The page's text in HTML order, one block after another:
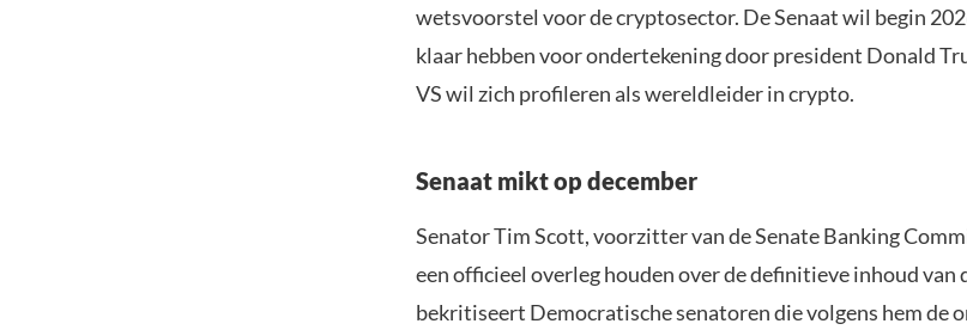
wetsvoorstel voor de cryptosector. De Senaat wil begin
klaar hebben voor ondertekening door president Donald
VS wil zich profileren als wereldleider in crypto.
Senaat mikt op december
Senator Tim Scott, voorzitter van de Senate Banking
een officieel overleg houden over de definitieve inhoud van
bekritiseert Democratische senatoren die volgens hem de